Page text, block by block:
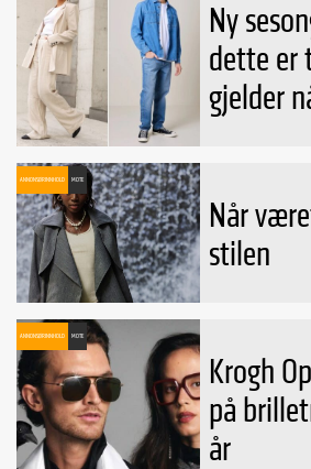
Ny
dette er
gjelder
ANNONSØRINNHOLD MOTE
Når
stilen
ANNONSØRINNHOLD MOTE
Krogh
på
år